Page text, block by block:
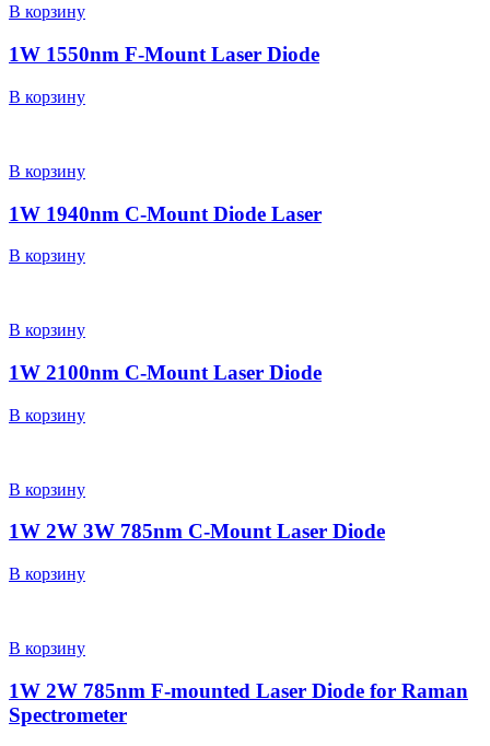
В корзину
1W 1550nm F-Mount Laser Diode
В корзину
В корзину
1W 1940nm C-Mount Diode Laser
В корзину
В корзину
1W 2100nm C-Mount Laser Diode
В корзину
В корзину
1W 2W 3W 785nm C-Mount Laser Diode
В корзину
В корзину
1W 2W 785nm F-mounted Laser Diode for Raman
Spectrometer